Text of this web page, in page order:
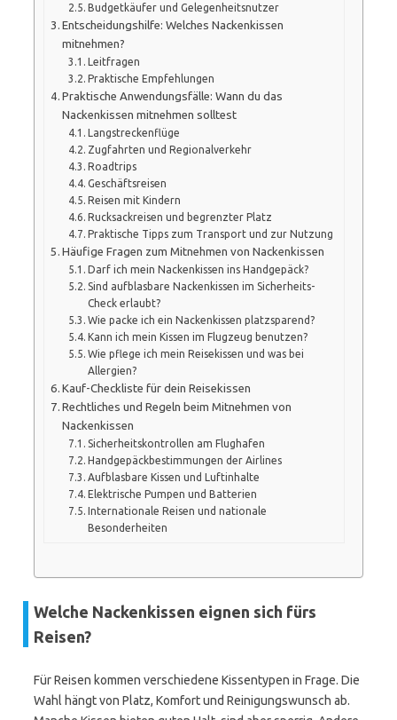
Budgetkäufer und Gelegenheitsnutzer
Entscheidungshilfe: Welches Nackenkissen
mitnehmen?
Leitfragen
Praktische Empfehlungen
Praktische Anwendungsfälle: Wann du das
Nackenkissen mitnehmen solltest
Langstreckenflüge
Zugfahrten und Regionalverkehr
Roadtrips
Geschäftsreisen
Reisen mit Kindern
Rucksackreisen und begrenzter Platz
Praktische Tipps zum Transport und zur Nutzung
Häufige Fragen zum Mitnehmen von Nackenkissen
Darf ich mein Nackenkissen ins Handgepäck?
Sind aufblasbare Nackenkissen im Sicherheits-
Check erlaubt?
Wie packe ich ein Nackenkissen platzsparend?
Kann ich mein Kissen im Flugzeug benutzen?
Wie pflege ich mein Reisekissen und was bei
Allergien?
Kauf-Checkliste für dein Reisekissen
Rechtliches und Regeln beim Mitnehmen von
Nackenkissen
Sicherheitskontrollen am Flughafen
Handgepäckbestimmungen der Airlines
Aufblasbare Kissen und Luftinhalte
Elektrische Pumpen und Batterien
Internationale Reisen und nationale
Besonderheiten
Welche Nackenkissen eignen sich fürs
Reisen?
Für Reisen kommen verschiedene Kissentypen in Frage. Die
Wahl hängt von Platz, Komfort und Reinigungswunsch ab.